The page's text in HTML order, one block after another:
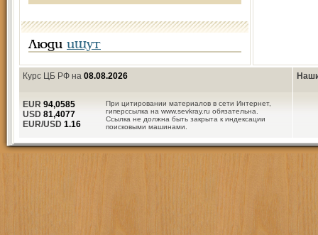
Люди ищут
Курс ЦБ РФ на 08.08.2026
При цитировании материалов в сети Интернет,
гиперссылка на www.sevkray.ru обязательна.
Ссылка не должна быть закрыта к индексации
поисковыми машинами.
EUR 94,0585
USD 81,4077
EUR/USD 1.16